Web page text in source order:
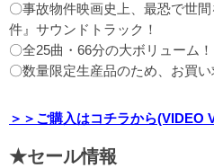
〇事故物件映画史上、最恐で世
件』サウンドトラック！
〇全25曲・66分の大ボリューム！
〇数量限定生産品のため、お買い
＞＞ご購入はコチラから(VIDEO
★セール情報